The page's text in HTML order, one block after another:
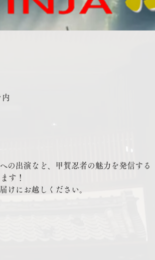
内
の出演など、甲賀忍者の魅力を発信する
す！
けにお越しください。